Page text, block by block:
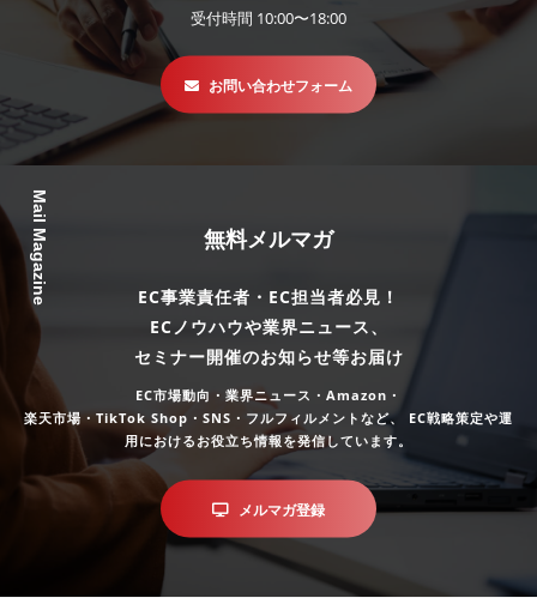
受付時間 10:00〜18:00
お問い合わせフォーム
Mail Magazine 無料メルマガ
EC事業責任者・EC担当者必見！
ECノウハウや業界ニュース、
セミナー開催のお知らせ等お届け
EC市場動向・業界ニュース・Amazon・
楽天市場・TikTok Shop・SNS・フルフィルメントなど、
EC戦略策定や運
用におけるお役立ち情報を発信しています。
メルマガ登録